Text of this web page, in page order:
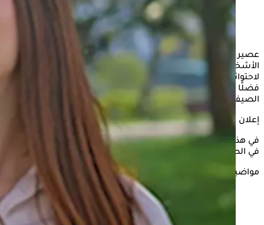
عصير الليمون يُعد من المشروبات الأكثر استهلاكًا والشائعة، بين
الأشخاص، ويميل العديد إلى تناوله خاصة في فصل
لاحتوائه على العديد من العناصر الغذائية التي تدر نفعًا على الصحة،
فضلًا عن مذاقه اللازع الذي يفضله الكثير، فما هى فوائد تناوله في
الصيف؟
إعلان
في هذه السطور يستعرض "الكونسلتو" فوائد تناول
في الصيف، وذلك وفقًا only my health.
مواضيع ذات صلة